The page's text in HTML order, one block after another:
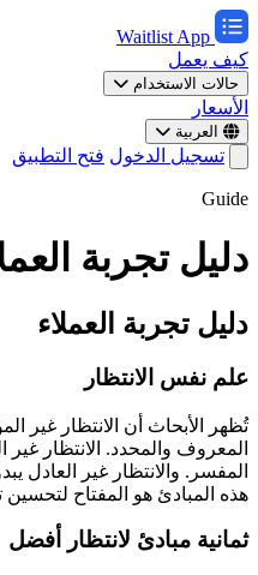
Waitlist App
كيف يعمل
حالات الاستخدام
الأسعار
العربية
تسجيل الدخول فتح التطبيق
Guide
دليل تجربة
دليل تجربة العملاء
علم نفس الانتظار
تُظهر الأبحاث أن الانتظار غير
المعروف والمحدد. الانتظار
المفسر. والانتظار غير العادل
هذه المبادئ هو المفتاح لتحسين
ثمانية مبادئ لانتظار أفضل